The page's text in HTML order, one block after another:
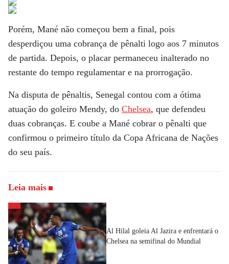
Porém, Mané não começou bem a final, pois
desperdiçou uma cobrança de pênalti logo aos 7 minutos
de partida. Depois, o placar permaneceu inalterado no
restante do tempo regulamentar e na prorrogação.
Na disputa de pênaltis, Senegal contou com a ótima
atuação do goleiro Mendy, do Chelsea, que defendeu
duas cobranças. E coube a Mané cobrar o pênalti que
confirmou o primeiro título da Copa Africana de Nações
do seu país.
Leia mais
Al Hilal goleia Al Jazira e enfrentará o
Chelsea na semifinal do Mundial